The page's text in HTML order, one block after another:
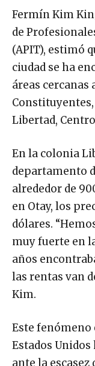
Fermín Kim
de
(APIT), estimó
ciudad se ha
áreas cercanas
Libertad,
En la colonia
departamento
alrededor de
en Otay, los
dólares.
muy fuerte en
años
las rentas van
Kim.
Este fenómeno
Estados
ante la